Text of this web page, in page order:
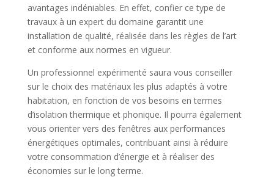
avantages indéniables. En effet, confier ce type de
travaux à un expert du domaine garantit une
installation de qualité, réalisée dans les règles de l’art
et conforme aux normes en vigueur.
Un professionnel expérimenté saura vous conseiller
sur le choix des matériaux les plus adaptés à votre
habitation, en fonction de vos besoins en termes
d’isolation thermique et phonique. Il pourra également
vous orienter vers des fenêtres aux performances
énergétiques optimales, contribuant ainsi à réduire
votre consommation d’énergie et à réaliser des
économies sur le long terme.